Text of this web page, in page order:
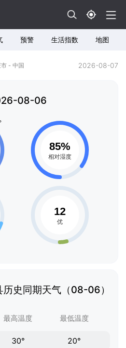
预警 生活指数 地图
- 中国 2026-08-07
08-06
史同期天气（08-06）
最高温度 最低温度
30° 20°